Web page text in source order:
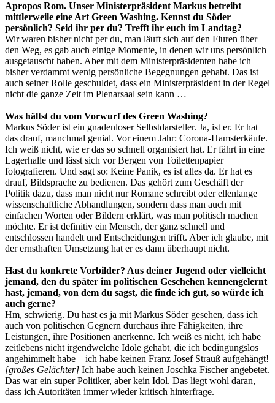
Apropos Rom. Unser Ministerpräsident Markus betreibt
mittlerweile eine Art Green Washing. Kennst du Söder
persönlich? Seid ihr per du? Trefft ihr euch im Landtag?
Wir waren bisher nicht per du, man läuft sich auf den Fluren über
den Weg, es gab auch einige Momente, in denen wir uns persönlich
ausgetauscht haben. Aber mit dem Ministerpräsidenten habe ich
bisher verdammt wenig persönliche Begegnungen gehabt. Das ist
auch seiner Rolle geschuldet, dass ein Ministerpräsident in der Regel
nicht die ganze Zeit im Plenarsaal sein kann …
Was hältst du vom Vorwurf des Green Washing?
Markus Söder ist ein gnadenloser Selbstdarsteller. Ja, ist er. Er hat
das drauf, manchmal genial. Vor einem Jahr: Corona-Hamsterkäufe.
Ich weiß nicht, wie er das so schnell organisiert hat. Er fährt in eine
Lagerhalle und lässt sich vor Bergen von Toilettenpapier
fotografieren. Und sagt so: Keine Panik, es ist alles da. Er hat es
drauf, Bildsprache zu bedienen. Das gehört zum Geschäft der
Politik dazu, dass man nicht nur Romane schreibt oder ellenlange
wissenschaftliche Abhandlungen, sondern dass man auch mit
einfachen Worten oder Bildern erklärt, was man politisch machen
möchte. Er ist definitiv ein Mensch, der ganz schnell und
entschlossen handelt und Entscheidungen trifft. Aber ich glaube, mit
der ernsthaften Umsetzung hat er es dann überhaupt nicht.
Hast du konkrete Vorbilder? Aus deiner Jugend oder vielleicht
jemand, den du später im politischen Geschehen kennengelernt
hast, jemand, von dem du sagst, die finde ich gut, so würde ich
auch gerne?
Hm, schwierig. Du hast es ja mit Markus Söder gesehen, dass ich
auch von politischen Gegnern durchaus ihre Fähigkeiten, ihre
Leistungen, ihre Positionen anerkenne. Ich weiß es nicht, ich habe
zeitlebens nicht irgendwelche Idole gehabt, die ich bedingungslos
angehimmelt habe – ich habe keinen Franz Josef Strauß aufgehängt!
[großes Gelächter] Ich habe auch keinen Joschka Fischer angebetet.
Das war ein super Politiker, aber kein Idol. Das liegt wohl daran,
dass ich Autoritäten immer wieder kritisch hinterfrage.